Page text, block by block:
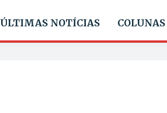
ÚLTIMAS NOTÍCIAS COLUNAS